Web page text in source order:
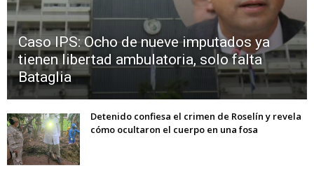
Caso IPS: Ocho de nueve imputados ya
tienen libertad ambulatoria, solo falta
Bataglia
Detenido confiesa el crimen de Roselín y revela
cómo ocultaron el cuerpo en una fosa